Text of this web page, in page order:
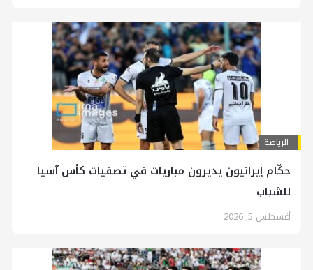
الرياضة
حكّام إيرانيون يديرون مباريات في تصفيات كأس آسيا
للشباب
أغسطس 5, 2026